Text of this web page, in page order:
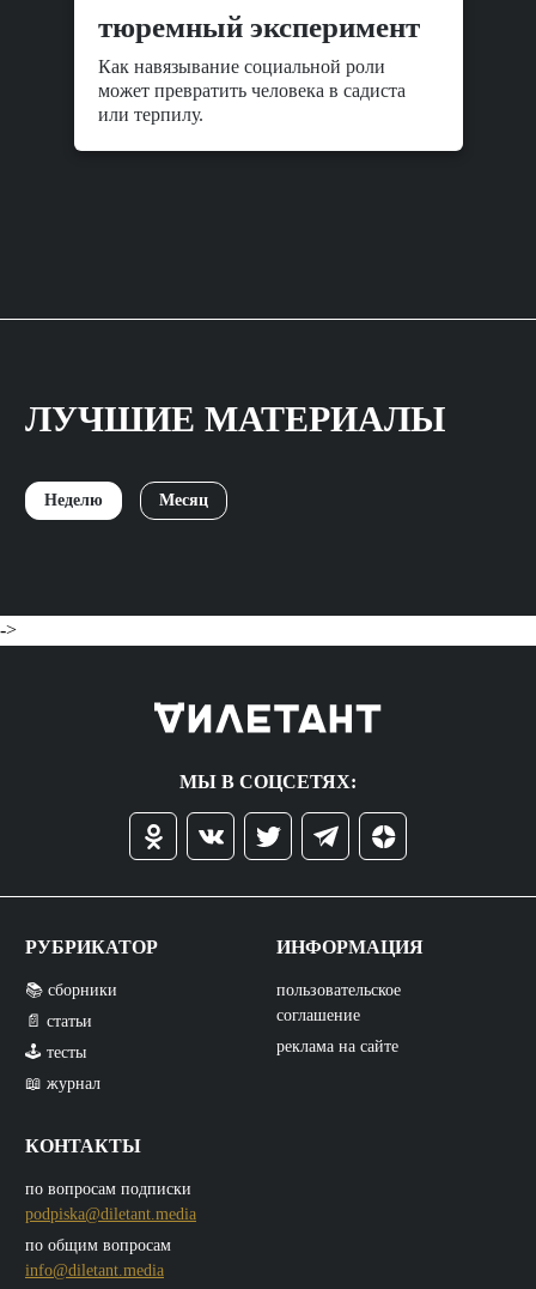
тюремный эксперимент
Как навязывание социальной роли
может превратить человека в садиста
или терпилу.
ЛУЧШИЕ МАТЕРИАЛЫ
Неделю Месяц
->
МЫ В СОЦСЕТЯХ:
РУБРИКАТОР
📚 сборники
📄 статьи
🕹️ тесты
📖 журнал
КОНТАКТЫ
по вопросам подписки
podpiska@diletant.media
по общим вопросам
info@diletant.media
ИНФОРМАЦИЯ
пользовательское
соглашение
реклама на сайте